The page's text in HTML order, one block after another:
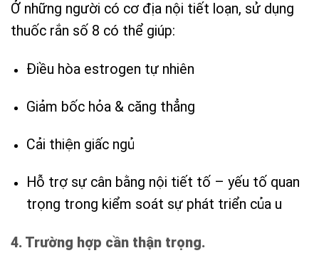
Ở những người có cơ địa nội tiết loạn, sử dụng
thuốc rắn số 8 có thể giúp:
Điều hòa estrogen tự nhiên
Giảm bốc hỏa & căng thẳng
Cải thiện giấc ngủ
Hỗ trợ sự cân bằng nội tiết tố – yếu tố quan
trọng trong kiểm soát sự phát triển của u
4. Trường hợp cần thận trọng.